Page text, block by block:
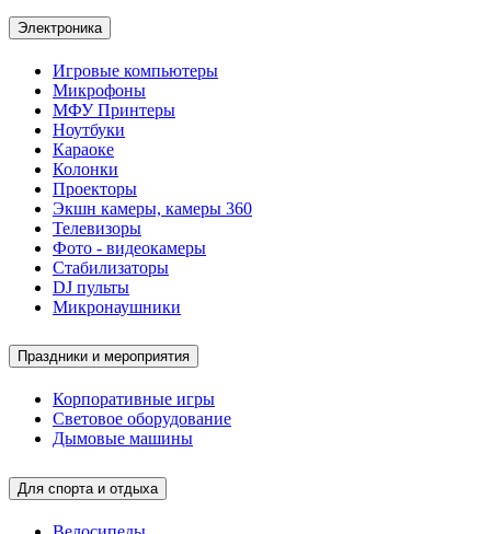
Электроника
Игровые компьютеры
Микрофоны
МФУ Принтеры
Ноутбуки
Караоке
Колонки
Проекторы
Экшн камеры, камеры 360
Телевизоры
Фото - видеокамеры
Стабилизаторы
DJ пульты
Микронаушники
Праздники и мероприятия
Корпоративные игры
Световое оборудование
Дымовые машины
Для спорта и отдыха